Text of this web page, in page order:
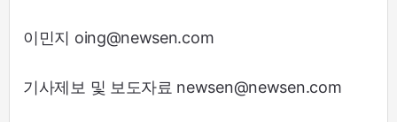
이민지 oing@newsen.com
기사제보 및 보도자료 newsen@newsen.com